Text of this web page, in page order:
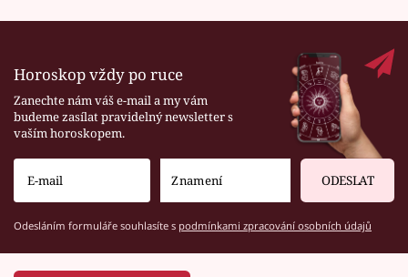
Horoskop vždy po ruce
Zanechte nám váš e-mail a my vám
budeme zasílat pravidelný newsletter s
vaším horoskopem.
ODESLAT
Odesláním formuláře souhlasíte s podmínkami zpracování osobních údajů